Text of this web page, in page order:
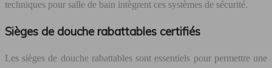
techniques pour salle de bain intègrent ces systèmes de sécurité.
Sièges de douche rabattables certifiés
Les sièges de douche rabattables sont essentiels pour permettre une